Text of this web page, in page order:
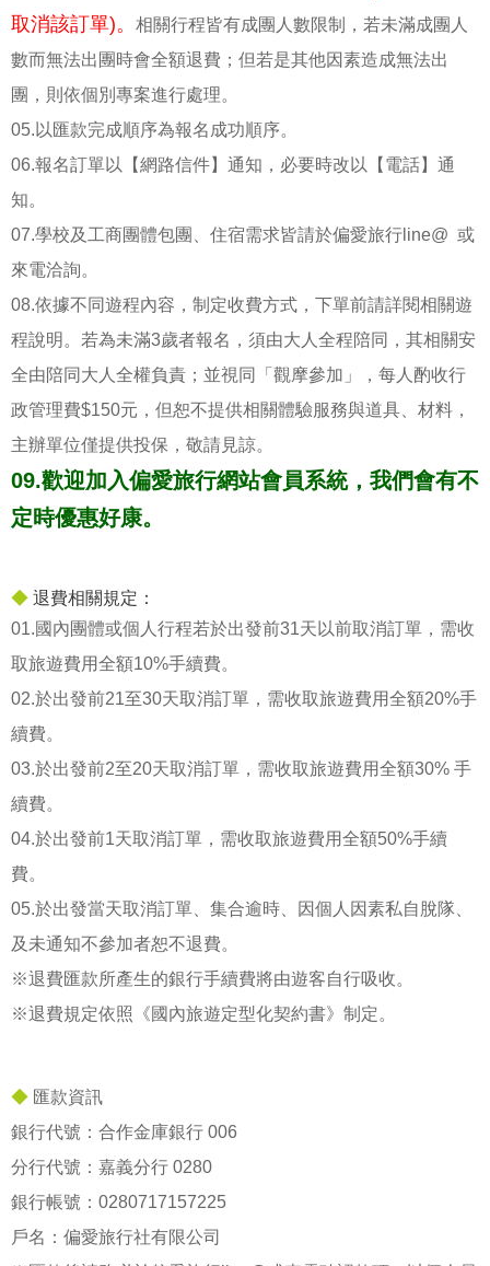
取消該訂單)。 相關行程皆有成團人數限制，若未滿成團人
數而無法出團時會全額退費；但若是其他因素造成無法出
團，則依個別專案進行處理。
05.以匯款完成順序為報名成功順序。
06.報名訂單以【網路信件】通知，必要時改以【電話】通
知。
07.學校及工商團體包團、住宿需求皆請於偏愛旅行line@ 或
來電洽詢。
08.依據不同遊程內容，制定收費方式，下單前請詳閱相關遊
程說明。若為未滿3歲者報名，須由大人全程陪同，其相關安
全由陪同大人全權負責；並視同「觀摩參加」，每人酌收行
政管理費$150元，但恕不提供相關體驗服務與道具、材料，
主辦單位僅提供投保，敬請見諒。
09.歡迎加入偏愛旅行網站會員系統，我們會有不
定時優惠好康。
◆ 退費相關規定：
01.國內團體或個人行程若於出發前31天以前取消訂單，需收
取旅遊費用全額10%手續費。
02.於出發前21至30天取消訂單，需收取旅遊費用全額20%手
續費。
03.於出發前2至20天取消訂單，需收取旅遊費用全額30% 手
續費。
04.於出發前1天取消訂單，需收取旅遊費用全額50%手續
費。
05.於出發當天取消訂單、集合逾時、因個人因素私自脫隊、
及未通知不參加者恕不退費。
※退費匯款所產生的銀行手續費將由遊客自行吸收。
※退費規定依照《國內旅遊定型化契約書》制定。
◆ 匯款資訊
銀行代號：合作金庫銀行 006
分行代號：嘉義分行 0280
銀行帳號： 0280717157225
戶名：偏愛旅行社有限公司